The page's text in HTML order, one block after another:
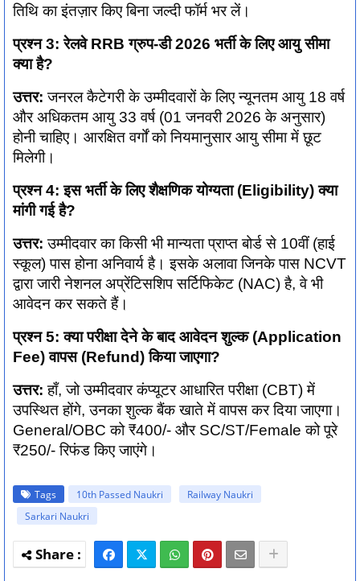
तिथि का इंतज़ार किए बिना जल्दी फॉर्म भर लें।
प्रश्न 3: रेलवे RRB ग्रुप-डी 2026 भर्ती के लिए आयु सीमा
क्या है?
उत्तर: जनरल कैटेगरी के उम्मीदवारों के लिए न्यूनतम आयु 18 वर्ष
और अधिकतम आयु 33 वर्ष (01 जनवरी 2026 के अनुसार)
होनी चाहिए। आरक्षित वर्गों को नियमानुसार आयु सीमा में छूट
मिलेगी।
प्रश्न 4: इस भर्ती के लिए शैक्षणिक योग्यता (Eligibility) क्या
मांगी गई है?
उत्तर: उम्मीदवार का किसी भी मान्यता प्राप्त बोर्ड से 10वीं (हाई
स्कूल) पास होना अनिवार्य है। इसके अलावा जिनके पास NCVT
द्वारा जारी नेशनल अप्रेंटिसशिप सर्टिफिकेट (NAC) है, वे भी
आवेदन कर सकते हैं।
प्रश्न 5: क्या परीक्षा देने के बाद आवेदन शुल्क (Application
Fee) वापस (Refund) किया जाएगा?
उत्तर: हाँ, जो उम्मीदवार कंप्यूटर आधारित परीक्षा (CBT) में
उपस्थित होंगे, उनका शुल्क बैंक खाते में वापस कर दिया जाएगा।
General/OBC को ₹400/- और SC/ST/Female को पूरे
₹250/- रिफंड किए जाएंगे।
Tags 10th Passed Naukri
Railway Naukri
Sarkari Naukri